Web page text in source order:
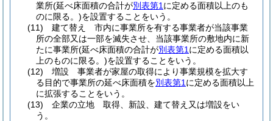
業所(延べ床面積の合計が別表第1 に定める面積以上のも
のに限る。)を設置することをいう。
(11)
建て替え 市内に事業所を有する事業者が当該事業
所の全部又は一部を滅失させ、当該事業所の敷地内に新
たに事業所(延べ床面積の合計が別表第1 に定める面積以
上のものに限る。)を設置することをいう。
(12)
増設 事業者が家屋の取得により事業規模を拡大す
る目的で事業所の延べ床面積を別表第1 に定める面積以上
に拡張することをいう。
(13)
企業の立地 取得、新設、建て替え又は増設をい
う。